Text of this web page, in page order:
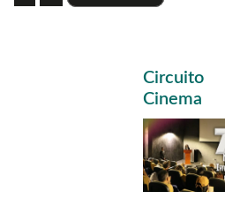
to
Primary
Sidebar
Circuito
Cinema